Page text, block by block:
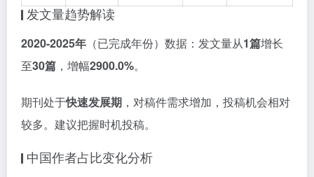
发文量趋势解读
2020-2025年 （已完成年份）数据：发文量从1篇增长
至30篇 ，增幅2900.0%。
期刊处于快速发展期 ，对稿件需求增加，投稿机会相对
较多。建议把握时机投稿。
中国作者占比变化分析